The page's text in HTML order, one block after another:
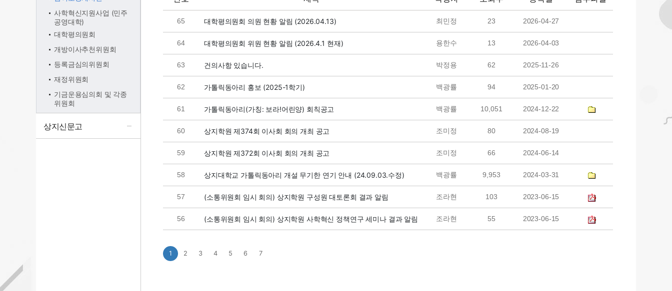
사학혁신지원사업 (민주
공영대학)
대학평의원회
개방이사추천위원회
등록금심의위원회
재정위원회
기금운용심의회 및 각종
위원회
상지신문고
65 대학평의원회 의원 현황 알림 (2026.04.13) 최민정 23 2026-04-27
64 대학평의원회 위원 현황 알림 (2026.4.1 현재) 용한수 13 2026-04-03
63 건의사항 있습니다. 박정용 62 2025-11-26
62 가톨릭동아리 홍보 (2025-1학기) 백광률 94 2025-01-20
61 가톨릭동아리(가칭: 보라!어린양) 회칙공고 백광률 10,051 2024-12-22
60 상지학원 제374회 이사회 회의 개최 공고 조미정 80 2024-08-19
59 상지학원 제372회 이사회 회의 개최 공고 조미정 66 2024-06-14
58 상지대학교 가톨릭동아리 개설 무기한 연기 안내 (24.09.03.수정) 백광률 9,953 2024-03-31
57 (소통위원회 임시 회의) 상지학원 구성원 대토론회 결과 알림 조라현 103 2023-06-15
56 (소통위원회 임시 회의) 상지학원 사학혁신 정책연구 세미나 결과 알림 조라현 55 2023-06-15
1 2 3 4 5 6 7